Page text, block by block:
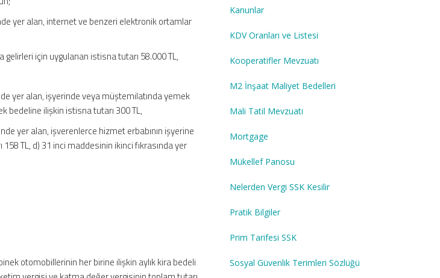
yer alan, internet ve benzeri elektronik ortamlar
için uygulanan istisna tutarı 58.000 TL,
yer alan, işyerinde veya müştemilatında yemek
bedeline ilişkin istisna tutarı 300 TL,
yer alan, işverenlerce hizmet erbabının işyerine
TL, d) 31 inci maddesinin ikinci fıkrasında yer
otomobillerinin her birine ilişkin aylık kira bedeli
Kanunlar
KDV Oranları ve Listesi
Kooperatifler Mevzuatı
M2 İnşaat Maliyet Bedelleri
Mali Tatil Mevzuatı
Mortgage
Mükellef Panosu
Nelerden Vergi SSK Kesilir
Pratik Bilgiler
Prim Tarifesi SSK
Sosyal Güvenlik Terimleri Sözlüğü